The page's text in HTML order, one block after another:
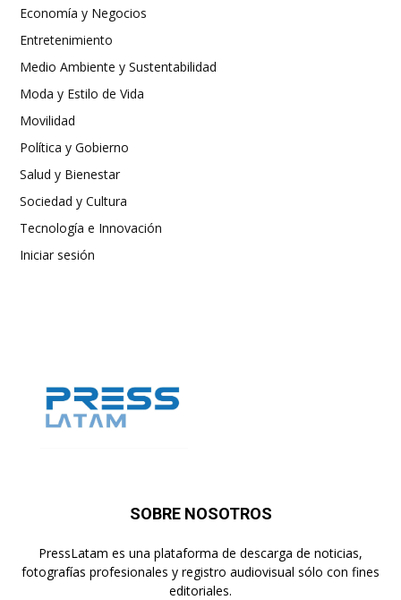
Economía y Negocios
Entretenimiento
Medio Ambiente y Sustentabilidad
Moda y Estilo de Vida
Movilidad
Política y Gobierno
Salud y Bienestar
Sociedad y Cultura
Tecnología e Innovación
Iniciar sesión
SOBRE NOSOTROS
PressLatam es una plataforma de descarga de noticias,
fotografías profesionales y registro audiovisual sólo con fines
editoriales.